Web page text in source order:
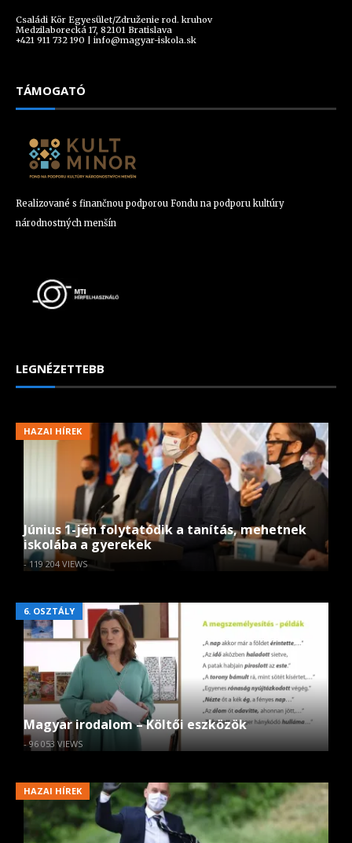
Családi Kör Egyesület/Združenie rod. kruhov
Medzilaborecká 17, 82101 Bratislava
+421 911 732 190 | info@magyar-iskola.sk
TÁMOGATÓ
Realizované s finančnou podporou Fondu na podporu kultúry
národnostných menšín
LEGNÉZETTEBB
HAZAI HÍREK
Június 1-jén folytatódik a tanítás, mehetnek
iskolába a gyerekek
- 119 204 VIEWS
6. OSZTÁLY
Magyar irodalom – Költői eszközök
- 96 053 VIEWS
HAZAI HÍREK